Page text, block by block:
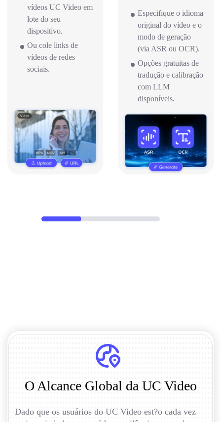
vídeos UC Video em
lote do seu
dispositivo.
Ou cole links de
vídeos de redes
sociais.
Especifique o idioma
original do vídeo e o
modo de geração
(via ASR ou OCR).
Opções gratuitas de
tradução e calibração
com LLM
disponíveis.
O Alcance Global da UC Video
Dado que os usuários do UC Video est?o cada vez